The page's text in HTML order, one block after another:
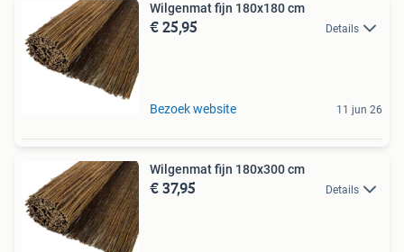
Wilgenmat fijn 180x180 cm
€ 25,95 Details
Bezoek website 11 jun 26
Wilgenmat fijn 180x300 cm
€ 37,95 Details